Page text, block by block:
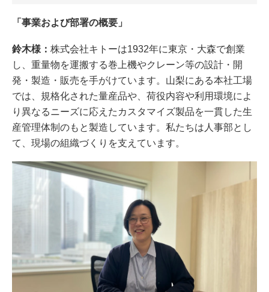
「事業および部署の概要」
鈴木様： 株式会社キトーは1932年に東京・大森で創業
し、重量物を運搬する巻上機やクレーン等の設計・開
発・製造・販売を手がけています。山梨にある本社工場
では、規格化された量産品や、荷役内容や利用環境によ
り異なるニーズに応えたカスタマイズ製品を一貫した生
産管理体制のもと製造しています。私たちは人事部とし
て、現場の組織づくりを支えています。